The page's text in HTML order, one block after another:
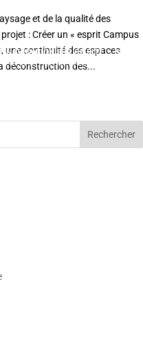
et de la qualité des
: Créer un « esprit Campus
une continuité des espaces
déconstruction des...
NAVIGATION SUR CE SITE
DE COOKIES
X